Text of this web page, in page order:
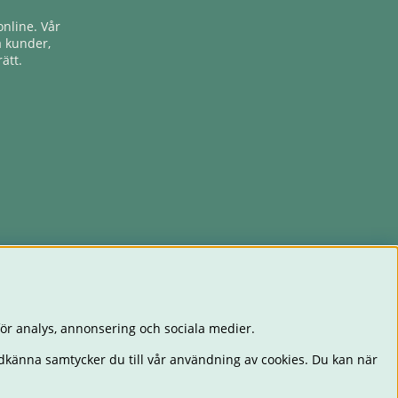
Vår
kunder,
analys, annonsering och sociala medier.
samtycker du till vår användning av cookies. Du kan när